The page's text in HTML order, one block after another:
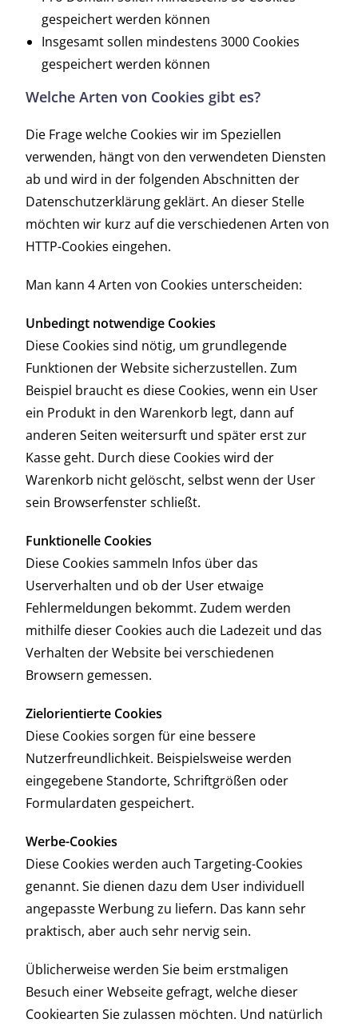
gespeichert werden können
Insgesamt sollen mindestens 3000 Cookies
gespeichert werden können
Welche Arten von Cookies gibt es?
Die Frage welche Cookies wir im Speziellen
verwenden, hängt von den verwendeten Diensten
ab und wird in der folgenden Abschnitten der
Datenschutzerklärung geklärt. An dieser Stelle
möchten wir kurz auf die verschiedenen Arten von
HTTP-Cookies eingehen.
Man kann 4 Arten von Cookies unterscheiden:
Unbedingt notwendige Cookies
Diese Cookies sind nötig, um grundlegende
Funktionen der Website sicherzustellen. Zum
Beispiel braucht es diese Cookies, wenn ein User
ein Produkt in den Warenkorb legt, dann auf
anderen Seiten weitersurft und später erst zur
Kasse geht. Durch diese Cookies wird der
Warenkorb nicht gelöscht, selbst wenn der User
sein Browserfenster schließt.
Funktionelle Cookies
Diese Cookies sammeln Infos über das
Userverhalten und ob der User etwaige
Fehlermeldungen bekommt. Zudem werden
mithilfe dieser Cookies auch die Ladezeit und das
Verhalten der Website bei verschiedenen
Browsern gemessen.
Zielorientierte Cookies
Diese Cookies sorgen für eine bessere
Nutzerfreundlichkeit. Beispielsweise werden
eingegebene Standorte, Schriftgrößen oder
Formulardaten gespeichert.
Werbe-Cookies
Diese Cookies werden auch Targeting-Cookies
genannt. Sie dienen dazu dem User individuell
angepasste Werbung zu liefern. Das kann sehr
praktisch, aber auch sehr nervig sein.
Üblicherweise werden Sie beim erstmaligen
Besuch einer Webseite gefragt, welche dieser
Cookiearten Sie zulassen möchten. Und natürlich